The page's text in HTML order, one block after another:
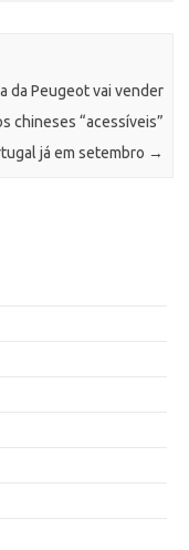
da Peugeot vai vender
chineses “acessíveis”
já em setembro →